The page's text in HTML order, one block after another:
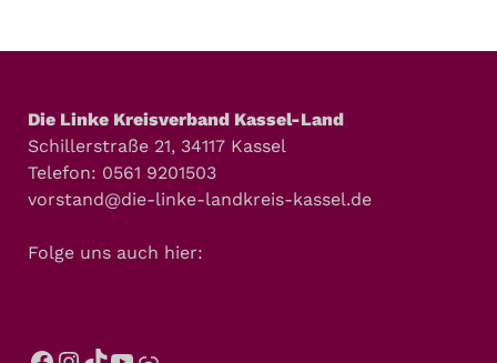
Die Linke Kreisverband Kassel-Land
Schillerstraße 21, 34117 Kassel
Telefon: 0561 9201503
vorstand@die-linke-landkreis-kassel.de
Folge uns auch hier: